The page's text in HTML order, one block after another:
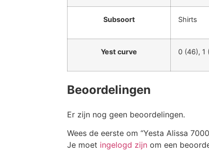
Subsoort Shirts
Yest curve 0 (46), 1
Beoordelingen
Er zijn nog geen beoordelingen.
Wees de eerste om “Yesta Alissa
Je moet ingelogd zijn om een